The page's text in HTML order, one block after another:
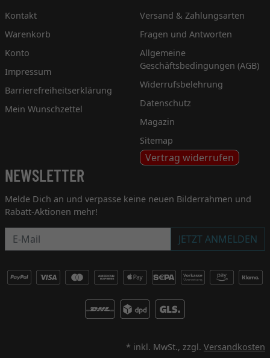
Kontakt
Warenkorb
Konto
Impressum
Barrierefreiheitserklärung
Mein Wunschzettel
Versand & Zahlungsarten
Fragen und Antworten
Allgemeine
Geschäftsbedingungen (AGB)
Widerrufsbelehrung
Datenschutz
Magazin
Sitemap
Vertrag widerrufen
NEWSLETTER
Melde Dich an und verpasse keine neuen Bilderrahmen und
Rabatt-Aktionen mehr!
Newsletter
JETZT ANMELDEN
* inkl. MwSt., zzgl. Versandkosten